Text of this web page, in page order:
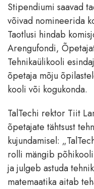
Stipendiumi saavad
võivad nomineerida
Taotlusi hindab
Arengufondi,
Tehnikaülikooli
õpetaja mõju
kooli või kogukonda.
TalTechi rektor Tiit
õpetajate tähtsust
kujundamisel:
rolli mängib
ja julgeb astuda
matemaatika aitab